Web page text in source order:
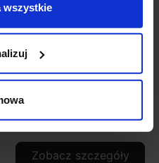
wszystkie
AQFORM PET midi LED
reflektor 16363
697,41 zł
Zobacz szczegóły